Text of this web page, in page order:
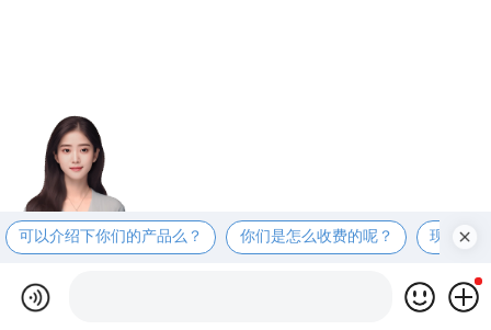
可以介绍下你们的产品么？ 你们是怎么收费的呢？ 现在有